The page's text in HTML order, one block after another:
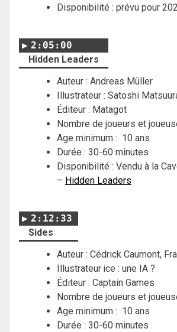
Disponibilité : prévu pour
2:05:00
Hidden Leaders
Auteur : Andreas Müller
Illustrateur : Satoshi
Éditeur : Matagot
Nombre de joueurs et
Age minimum : 10 ans
Durée : 30-60 minutes
Disponibilité : Vendu à la
– Hidden Leaders
2:12:33
Sides
Auteur : Cédrick Caumont,
Illustrateur·ice : une IA ?
Éditeur : Captain Games
Nombre de joueurs et
Age minimum : 10 ans
Durée : 30-60 minutes